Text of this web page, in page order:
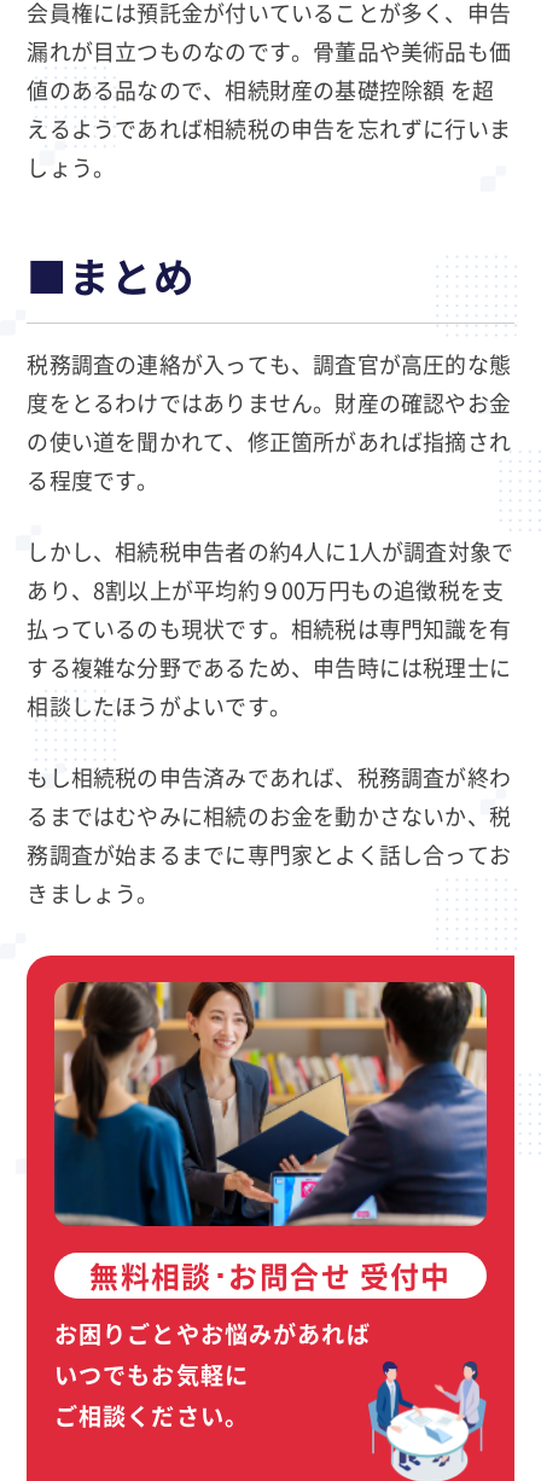
会員権には預託金が付いていることが多く、申告
漏れが目立つものなのです。骨董品や美術品も価
値のある品なので、相続財産の基礎控除額 を超
えるようであれば相続税の申告を忘れずに行いま
しょう。
■ まとめ
税務調査の連絡が入っても、調査官が高圧的な態
度をとるわけではありません。財産の確認やお金
の使い道を聞かれて、修正箇所があれば指摘され
る程度です。
しかし、相続税申告者の約4人に1人が調査対象で
あり、8割以上が平均約９00万円もの追徴税を支
払っているのも現状です。相続税は専門知識を有
する複雑な分野であるため、申告時には税理士に
相談したほうがよいです。
もし相続税の申告済みであれば、税務調査が終わ
るまではむやみに相続のお金を動かさないか、税
務調査が始まるまでに専門家とよく話し合ってお
きましょう。
無料相談･お問合せ 受付中
お困りごとやお悩みがあれば
いつでもお気軽に
ご相談ください。